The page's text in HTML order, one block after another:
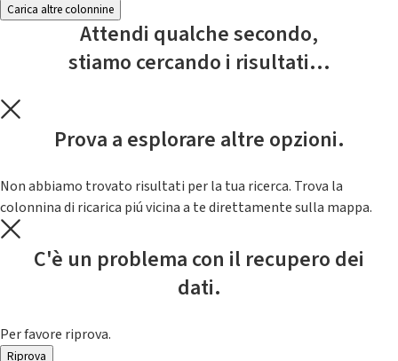
Carica altre colonnine
Attendi qualche secondo,
stiamo cercando i risultati...
Prova a esplorare altre opzioni.
Non abbiamo trovato risultati per la tua ricerca. Trova la
colonnina di ricarica piú vicina a te direttamente sulla mappa.
C'è un problema con il recupero dei
dati.
Per favore riprova.
Riprova